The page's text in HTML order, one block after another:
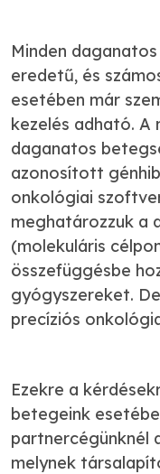
Minden
eredetű, és
esetében már
kezelés adható. A
daganatos
azonosított
onkológiai
meghatározzuk a
(molekuláris
összefüggésbe
gyógyszereket.
precíziós
Ezekre a
betegeink
partnercégünknél
melynek